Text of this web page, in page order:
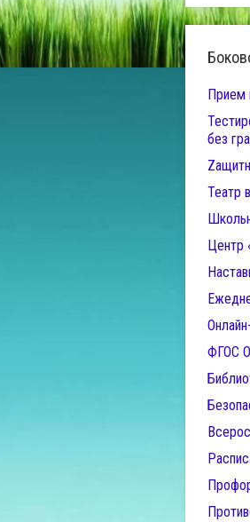
Прием
без
Театр
Центр
ФГОС